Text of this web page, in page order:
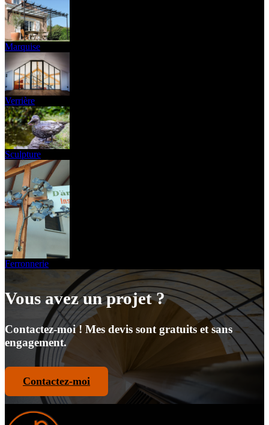
Marquise
Verrière
Sculpture
Ferronnerie
Vous avez un projet ?
Contactez-moi ! Mes devis sont gratuits et sans
engagement.
Contactez-moi